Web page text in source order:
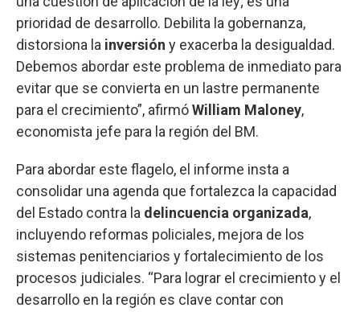
prioridad de desarrollo. Debilita la gobernanza,
distorsiona la inversión y exacerba la desigualdad.
Debemos abordar este problema de inmediato para
evitar que se convierta en un lastre permanente
para el crecimiento”, afirmóWilliam Maloney,
economista jefe para la región del BM.
Para abordar este flagelo, el informe insta a
consolidar una agenda que fortalezca la capacidad
del Estado contra la delincuencia organizada,
incluyendo reformas policiales, mejora de los
sistemas penitenciarios y fortalecimiento de los
procesos judiciales. “Para lograr el crecimiento y el
desarrollo en la región es clave contar con